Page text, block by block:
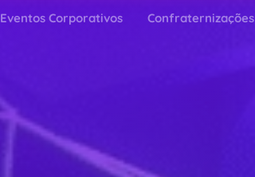
Eventos Corporativos Confraternizações